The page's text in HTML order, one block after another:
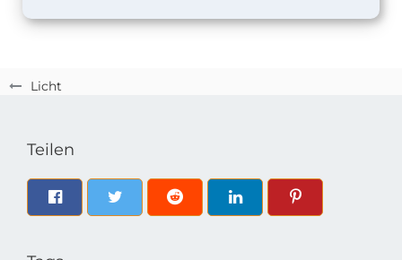
Licht
Teilen